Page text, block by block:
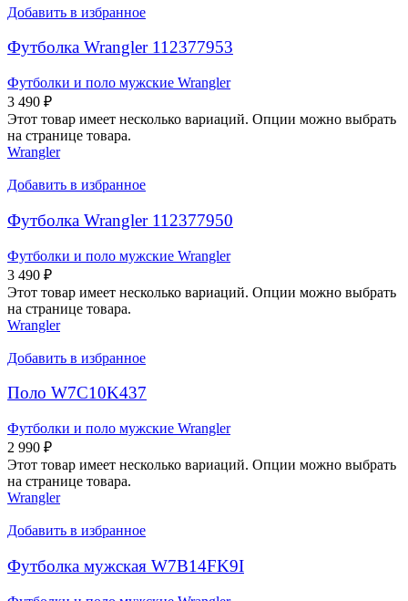
Добавить в избранное
Футболка Wrangler 112377953
Футболки и поло мужские Wrangler
3 490 ₽
Этот товар имеет несколько вариаций. Опции можно выбрать
на странице товара.
Wrangler
Добавить в избранное
Футболка Wrangler 112377950
Футболки и поло мужские Wrangler
3 490 ₽
Этот товар имеет несколько вариаций. Опции можно выбрать
на странице товара.
Wrangler
Добавить в избранное
Поло W7C10K437
Футболки и поло мужские Wrangler
2 990 ₽
Этот товар имеет несколько вариаций. Опции можно выбрать
на странице товара.
Wrangler
Добавить в избранное
Футболка мужская W7B14FK9I